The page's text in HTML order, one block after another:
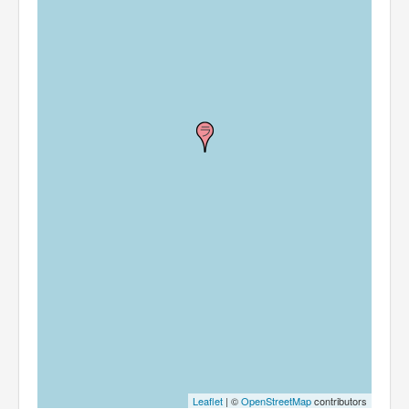
Leaflet | ©OpenStreetMapcontributors